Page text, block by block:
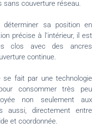
sans couverture réseau.
sa position en
précise à l’intérieur, il est
clos avec des ancres
continue.
se fait par une technologie
consommer très peu
non seulement aux
aussi, directement entre
et coordonnée.